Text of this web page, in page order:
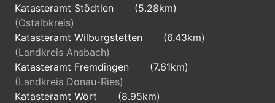
Katasteramt Stödtlen
(5.28km)
(Ostalbkreis)
Katasteramt Wilburgstetten
(6.43km)
(Landkreis Ansbach)
Katasteramt Fremdingen
(7.61km)
(Landkreis Donau-Ries)
Katasteramt Wört
(8.95km)